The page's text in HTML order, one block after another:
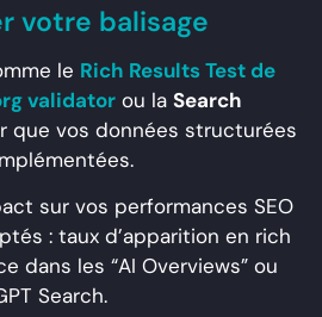
votre balisage
le Rich Results Test de
validator ou la Search
que vos données structurées
sur vos performances SEO
: taux d’apparition en rich
dans les “AI Overviews” ou
Search.